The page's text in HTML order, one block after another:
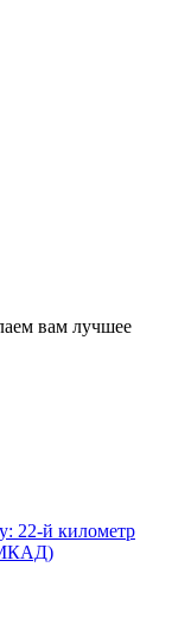
вам лучшее
22-й километр
МКАД)